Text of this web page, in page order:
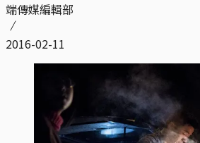
端傳媒編輯部
2016-02-11